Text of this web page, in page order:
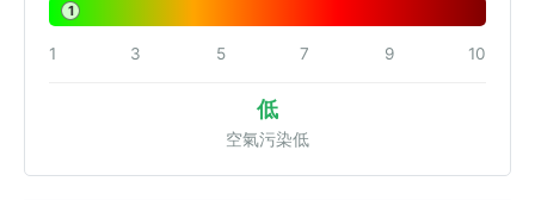
1
1 3 5 7 9 10
低
空氣污染低